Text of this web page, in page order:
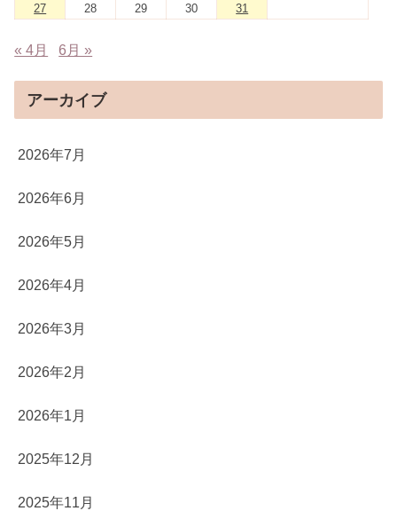
27
28 29 30 31
« 4月 6月 »
アーカイブ
2026年7月
2026年6月
2026年5月
2026年4月
2026年3月
2026年2月
2026年1月
2025年12月
2025年11月